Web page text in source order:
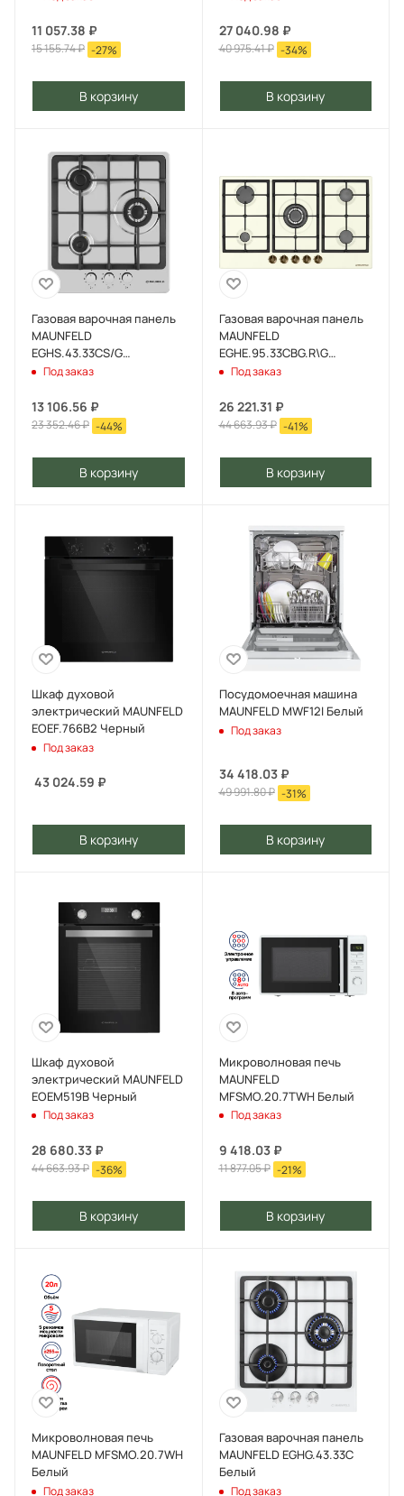
11 057.38 ₽
15 155.74₽ -27%
В корзину
27 040.98 ₽
40 975.41₽ -34%
В корзину
Газовая варочная панель
MAUNFELD
EGHS.43.33CS/G
Нержавеющая сталь
Под заказ
13 106.56 ₽
23 352.46₽ -44%
В корзину
Газовая варочная панель
MAUNFELD
EGHE.95.33CBG.R\G
Бежевый
Под заказ
26 221.31 ₽
44 663.93₽ -41%
В корзину
Шкаф духовой
электрический MAUNFELD
EOEF.766B2 Черный
Под заказ
43 024.59 ₽
В корзину
Посудомоечная машина
MAUNFELD MWF12I Белый
Под заказ
34 418.03₽
49 991.80₽ -31%
В корзину
Шкаф духовой
электрический MAUNFELD
EOEM519B Черный
Под заказ
28 680.33 ₽
44 663.93₽ -36%
В корзину
Микроволновая печь
MAUNFELD
MFSMO.20.7TWH Белый
Под заказ
9 418.03₽
11 877.05₽ -21%
В корзину
Микроволновая печь
MAUNFELD MFSMO.20.7WH
Белый
Под заказ
Газовая варочная панель
MAUNFELD EGHG.43.33C
Белый
Под заказ